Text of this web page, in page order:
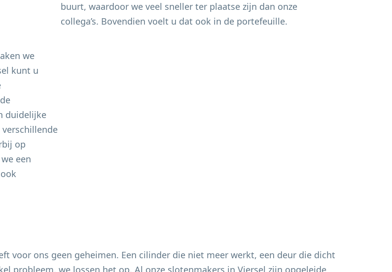
buurt, waardoor we veel sneller ter plaatse zijn dan onze
collega’s. Bovendien voelt u dat ook in de portefeuille.
we
kunt u
duidelijke
op
een
voor ons geen geheimen. Een cilinder die niet meer werkt, een deur die dicht
probleem, we lossen het op. Al onze slotenmakers in Viersel zijn opgeleide